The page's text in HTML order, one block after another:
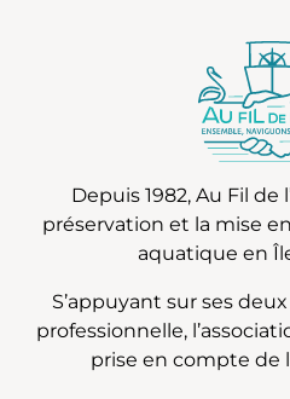
Depuis 1982, Au Fil
préservation et la mise
aquatique en
S’appuyant sur ses
professionnelle,
prise en compte de